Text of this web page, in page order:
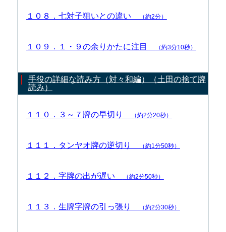
１０８．七対子狙いとの違い （約2分）
１０９．１・９の余りかたに注目 （約3分10秒）
手役の詳細な読み方（対々和編）（土田の捨て牌
読み）
１１０．３～７牌の早切り （約2分20秒）
１１１．タンヤオ牌の逆切り （約1分50秒）
１１２．字牌の出が遅い （約2分50秒）
１１３．生牌字牌の引っ張り （約2分30秒）